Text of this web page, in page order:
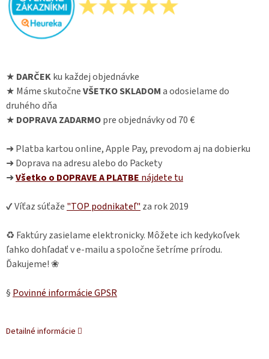
★ DARČEKku každej objednávke
★ Máme skutočneVŠETKO SKLADOMa odosielame do
druhého dňa
★ DOPRAVA ZADARMOpre objednávky od 70 €
➜ Platba kartou online, Apple Pay, prevodom aj na dobierku
➜ Doprava na adresu alebo do Packety
➜Všetko o DOPRAVE A PLATBE nájdete tu
✔ Víťaz súťaže "TOP podnikateľ" za rok 2019
♻ Faktúry zasielame elektronicky. Môžete ich kedykoľvek
ľahko dohľadať v e-mailu a spoločne šetríme prírodu.
Ďakujeme! ❀
§ Povinné informácie GPSR
Detailné informácie